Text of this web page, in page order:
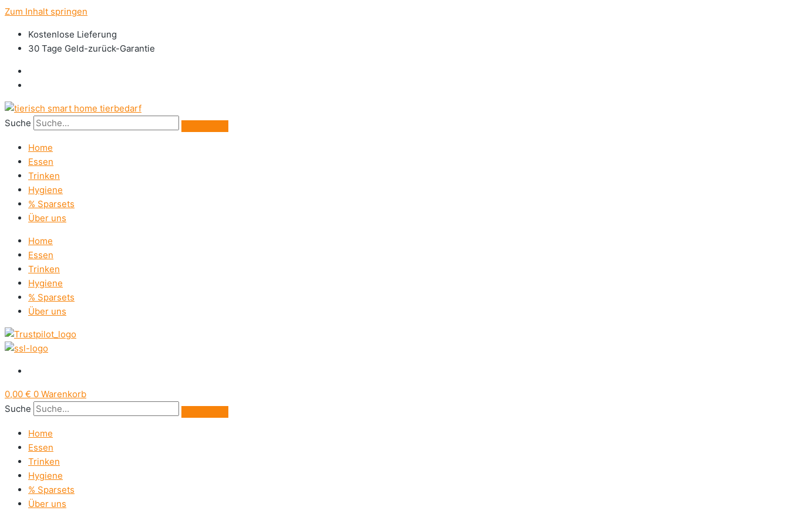
Zum Inhalt springen
Kostenlose Lieferung
30 Tage Geld-zurück-Garantie
Suche
Home
Essen
Trinken
Hygiene
% Sparsets
Über uns
Home
Essen
Trinken
Hygiene
% Sparsets
Über uns
0,00 € 0 Warenkorb
Suche
Home
Essen
Trinken
Hygiene
% Sparsets
Über uns